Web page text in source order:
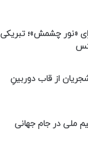
«نور چشمش»؛ تبریکی
از قاب دوربینِ
ملی در جام جهانی